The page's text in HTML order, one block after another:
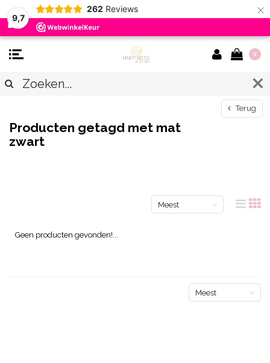
9,7
262 Reviews ×
0
Terug
Producten getagd met mat
zwart
Meest
Geen producten gevonden!...
Meest